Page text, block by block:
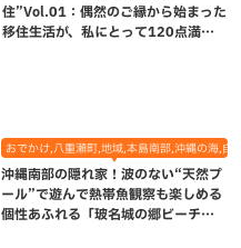
住”Vol.01：偶然のご縁から始まった
移住生活が、私にとって120点満点
おでかけ,八重瀬町,地域,本島南部,沖縄の海,自
沖縄南部の隠れ家！波のない“天然プ
ール”で遊んで熱帯魚観察も楽しめる
個性あふれる「玻名城の郷ビーチ」